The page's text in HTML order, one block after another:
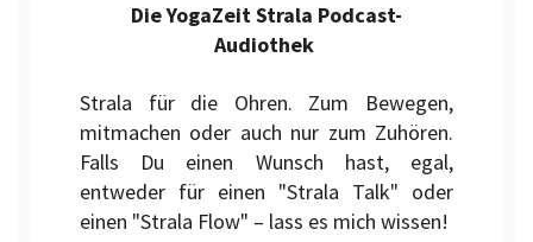
Die YogaZeit Strala Podcast-
Audiothek
Strala für die Ohren. Zum Bewegen,
mitmachen oder auch nur zum Zuhören.
Falls Du einen Wunsch hast, egal,
entweder für einen "Strala Talk" oder
einen "Strala Flow" – lass es mich wissen!